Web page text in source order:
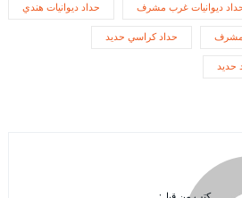
ديوانيات غرب مشرف حداد ديوانيات هندي
مشرف حداد كراسي حديد
حديد